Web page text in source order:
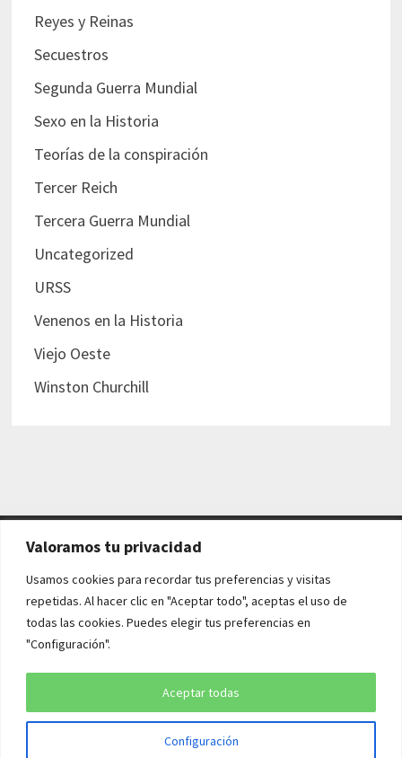
Valoramos tu privacidad
Usamos cookies para recordar tus preferencias y visitas
repetidas. Al hacer clic en "Aceptar todo", aceptas el uso de
todas las cookies. Puedes elegir tus preferencias en
"Configuración".
Configuración
Aceptar todas
Reyes y Reinas
Secuestros
Segunda Guerra Mundial
Sexo en la Historia
Teorías de la conspiración
Tercer Reich
Tercera Guerra Mundial
Uncategorized
URSS
Venenos en la Historia
Viejo Oeste
Winston Churchill
AVISO LEGAL Y POLÍTICAS
Aviso legal
Política de cookies